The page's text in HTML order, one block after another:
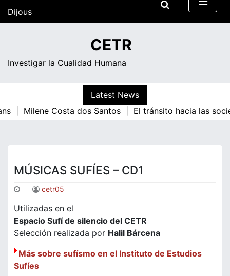
Dijous
CETR
Investigar la Cualidad Humana
Latest News
|
Milene Costa dos Santos | El tránsito hacia las
MÚSICAS SUFÍES – CD1
cetr05
Utilizadas en el
Espacio Sufí de silencio del CETR
Selección realizada por Halil Bárcena
Más sobre sufísmo en el Instituto de Estudios
Sufíes